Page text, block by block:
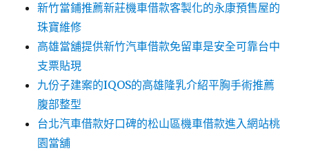
新竹當鋪推薦新莊機車借款客製化的永康預售屋的
珠寶維修
高雄當舖提供新竹汽車借款免留車是安全可靠台中
支票貼現
九份子建案的IQOS的高雄隆乳介紹平胸手術推薦
腹部整型
台北汽車借款好口碑的松山區機車借款進入網站桃
園當舖